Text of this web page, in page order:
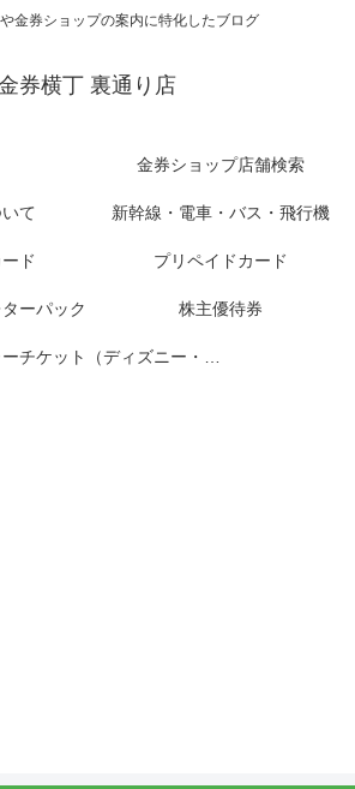
金券ショップの案内に特化したブログ
券横丁 裏通り店
金券ショップ店舗検索
て 新幹線・電車・バス・飛行機
ド プリペイドカード
ーパック 株主優待券
レジャーチケット（ディズニー・USJ他）